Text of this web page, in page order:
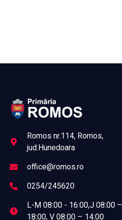
Romos nr.114, Romos,
jud.Hunedoara
office@romos.ro
0254/245620
L-M 08:00 - 16:00,J 08:00 –
18:00, V 08:00 – 14:00